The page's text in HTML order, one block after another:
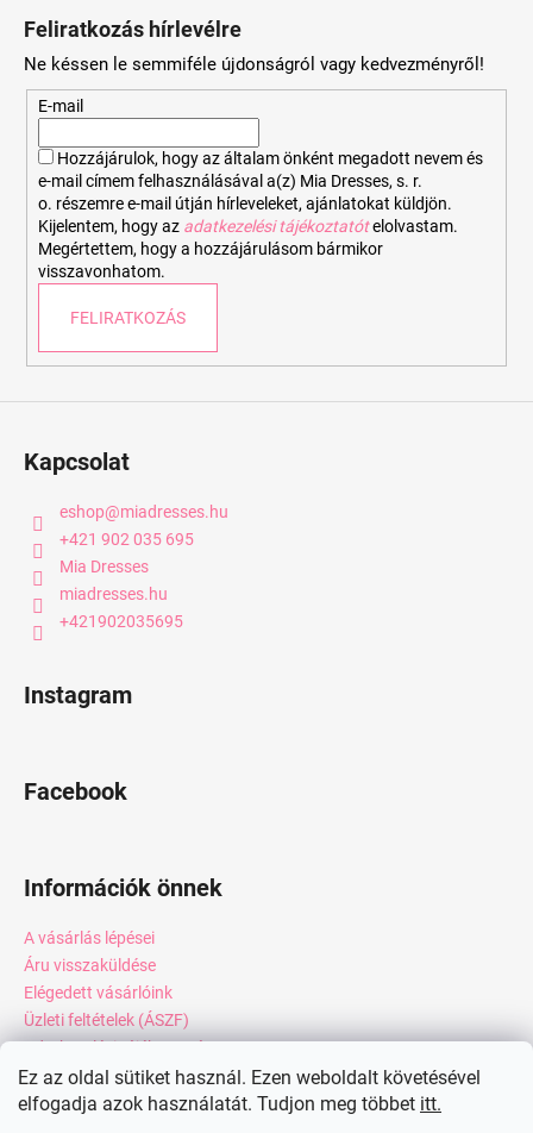
Ez az oldal sütiket használ. Ezen weboldalt követésével
elfogadja azok használatát. Tudjon meg többet itt.
Feliratkozás hírlevélre
Ne késsen le semmiféle újdonságról vagy kedvezményről!
E-mail
Hozzájárulok, hogy az általam önként megadott nevem és
e-mail címem felhasználásával a(z) Mia Dresses, s. r.
o. részemre e-mail útján hírleveleket, ajánlatokat küldjön.
Kijelentem, hogy az adatkezelési tájékoztatót elolvastam.
Megértettem, hogy a hozzájárulásom bármikor
visszavonhatom.
FELIRATKOZÁS
Kapcsolat
eshop@miadresses.hu
+421 902 035 695
Mia Dresses
miadresses.hu
+421902035695
Instagram
Facebook
Információk önnek
A vásárlás lépései
Áru visszaküldése
Elégedett vásárlóink
Üzleti feltételek (ÁSZF)
Adatkezelési tájékoztató
Webáruház értékelése
Kapcsolat